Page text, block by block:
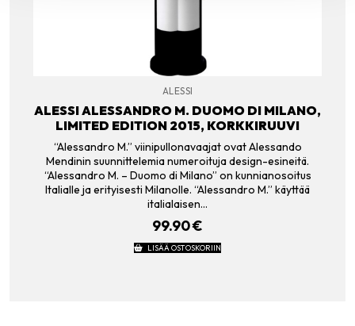
ALESSI
ALESSI ALESSANDRO M. DUOMO DI MILANO,
LIMITED EDITION 2015, KORKKIRUUVI
“Alessandro M.” viinipullonavaajat ovat Alessando
Mendinin suunnittelemia numeroituja design-esineitä.
“Alessandro M. – Duomo di Milano” on kunnianosoitus
Italialle ja erityisesti Milanolle. “Alessandro M.” käyttää
italialaisen…
99.90€
LISÄÄ OSTOSKORIIN